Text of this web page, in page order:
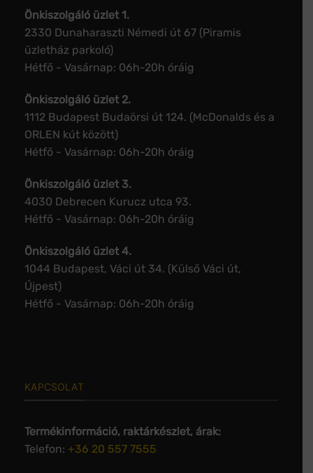
Önkiszolgáló üzlet 1.
2330 Dunaharaszti Némedi út 67 (Piramis
üzletház parkoló)
Hétfő - Vasárnap: 06h-20h óráig
Önkiszolgáló üzlet 2.
1112 Budapest Budaörsi út 124. (McDonalds és a
ORLEN kút között)
Hétfő - Vasárnap: 06h-20h óráig
Önkiszolgáló üzlet 3.
4030 Debrecen Kurucz utca 93.
Hétfő - Vasárnap: 06h-20h óráig
Önkiszolgáló üzlet 4.
1044 Budapest, Váci út 34. (Külső Váci út,
Újpest)
Hétfő - Vasárnap: 06h-20h óráig
KAPCSOLAT
Termékinformáció, raktárkészlet, árak:
Telefon: +36 20 557 7555